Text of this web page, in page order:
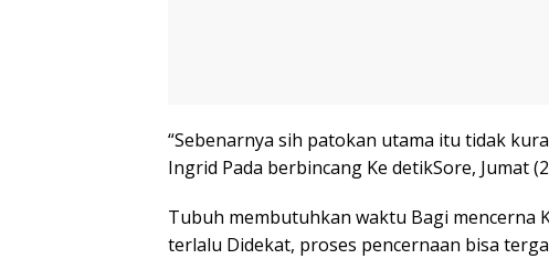
“Sebenarnya sih patokan utama itu tidak
Ingrid Pada berbincang Ke detikSore, Jumat
Tubuh membutuhkan waktu Bagi mencerna
terlalu Didekat, proses pencernaan bisa